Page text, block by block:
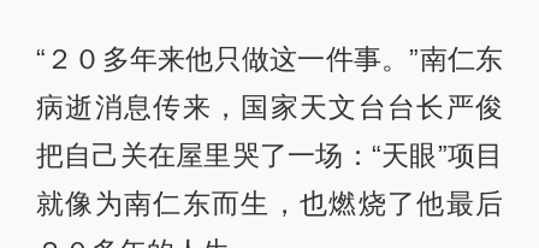
“２０多年来他只做这一件事。”南仁东
病逝消息传来，国家天文台台长严俊
把自己关在屋里哭了一场：“天眼”项目
就像为南仁东而生，也燃烧了他最后